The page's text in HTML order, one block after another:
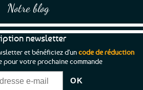
Notre blog
newsletter
et bénéficiez d'uncode de réduction
votre prochaine commande